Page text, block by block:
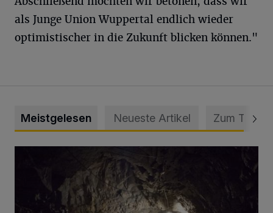
als Junge Union Wuppertal endlich wieder
optimistischer in die Zukunft blicken können."
Meistgelesen Neueste Artikel Zum Thema